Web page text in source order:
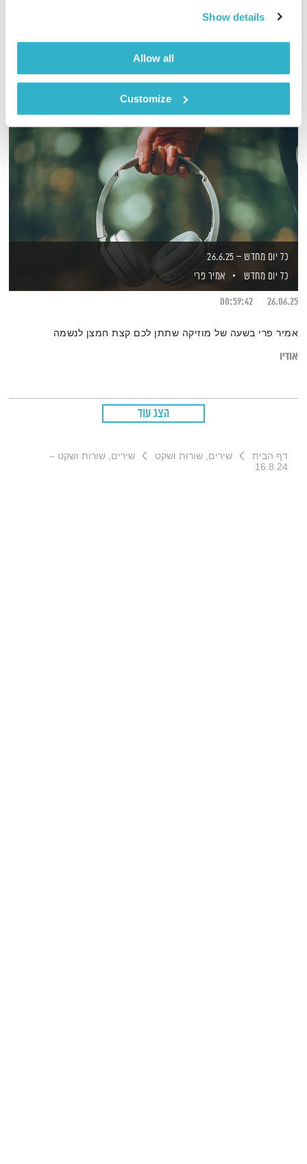
Show details
Allow all
Customize
אודיו
כל יום מחדש – 26.6.25
כל יום מחדש
אמיר פרי
26.06.25
00:59:42
אמיר פרי בשעה של מוזיקה שתתן לכם קצת חמצן לנשמה
אודיו
הצג עוד
דף הבית שירים, שורות ושקט
שירים, שורות ושקט –
16.8.24